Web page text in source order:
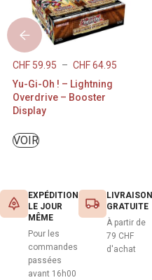
CHF 59.95 – CHF64.95
Yu-Gi-Oh ! – Lightning
Overdrive – Booster
Display
VOIR
EXPÉDITION
LE JOUR
MÊME
Pour les
commandes
passées
avant 16h00
LIVRAISON
GRATUITE
À partir de
79 CHF
d'achat